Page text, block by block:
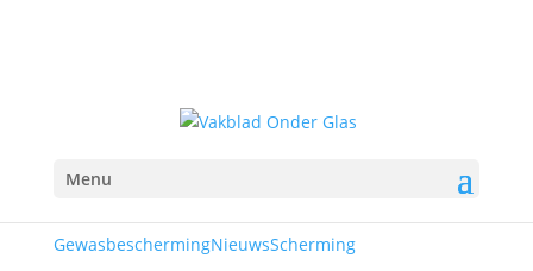
Menu
GewasbeschermingNieuwsScherming